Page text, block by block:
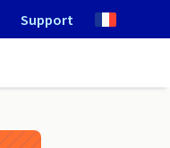
Support